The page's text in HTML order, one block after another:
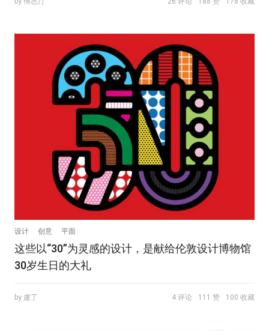
设计 创意 平面
这些以“30”为灵感的设计，是献给伦敦设计博物馆
30岁生日的大礼
by 盧丁 4 评论 111 赞 100 收藏